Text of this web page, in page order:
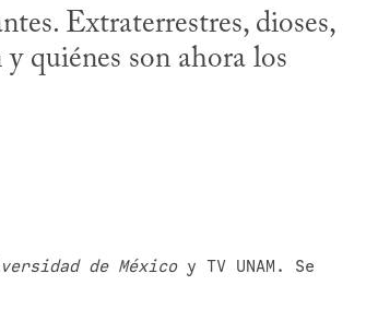
Extraterrestres, dioses,
quiénes son ahora los
de México y TV UNAM. Se